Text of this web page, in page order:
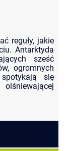
reguły, jakie
Antarktyda
sześć
ogromnych
się